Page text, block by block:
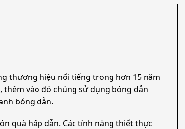
thương hiệu nổi tiếng trong hơn 15 năm
thêm vào đó chúng sử dụng bóng dẫn
bóng dẫn.
quà hấp dẫn. Các tính năng thiết thực